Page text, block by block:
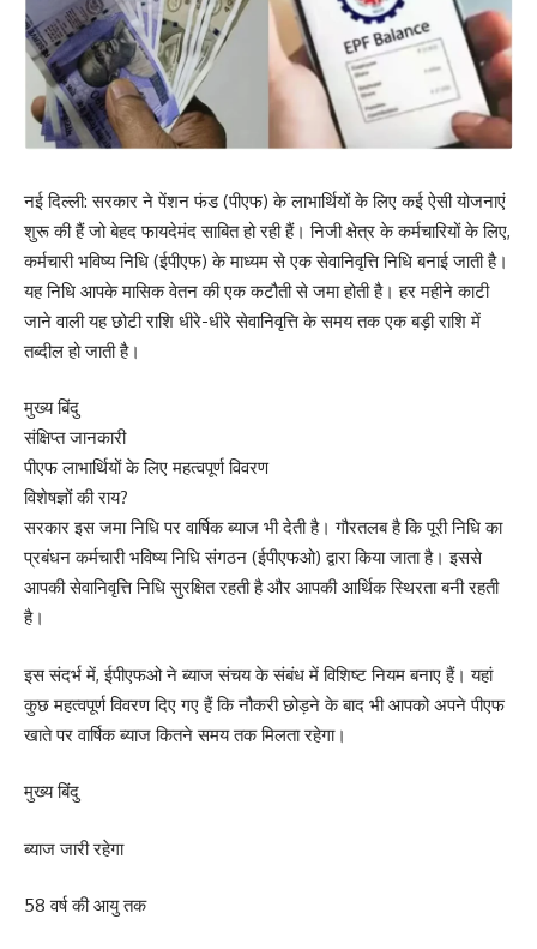
नई दिल्ली: सरकार ने पेंशन फंड (पीएफ) के लाभार्थियों के लिए कई ऐसी योजनाएं
शुरू की हैं जो बेहद फायदेमंद साबित हो रही हैं। निजी क्षेत्र के कर्मचारियों के लिए,
कर्मचारी भविष्य निधि (ईपीएफ) के माध्यम से एक सेवानिवृत्ति निधि बनाई जाती है।
यह निधि आपके मासिक वेतन की एक कटौती से जमा होती है। हर महीने काटी
जाने वाली यह छोटी राशि धीरे-धीरे सेवानिवृत्ति के समय तक एक बड़ी राशि में
तब्दील हो जाती है।
मुख्य बिंदु
संक्षिप्त जानकारी
पीएफ लाभार्थियों के लिए महत्वपूर्ण विवरण
विशेषज्ञों की राय?
सरकार इस जमा निधि पर वार्षिक ब्याज भी देती है। गौरतलब है कि पूरी निधि का
प्रबंधन कर्मचारी भविष्य निधि संगठन (ईपीएफओ) द्वारा किया जाता है। इससे
आपकी सेवानिवृत्ति निधि सुरक्षित रहती है और आपकी आर्थिक स्थिरता बनी रहती
है।
इस संदर्भ में, ईपीएफओ ने ब्याज संचय के संबंध में विशिष्ट नियम बनाए हैं। यहां
कुछ महत्वपूर्ण विवरण दिए गए हैं कि नौकरी छोड़ने के बाद भी आपको अपने पीएफ
खाते पर वार्षिक ब्याज कितने समय तक मिलता रहेगा।
मुख्य बिंदु
ब्याज जारी रहेगा
58 वर्ष की आयु तक